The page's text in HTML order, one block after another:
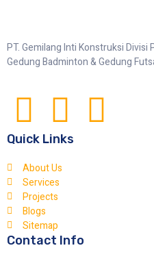
PT. Gemilang Inti Konstruksi
Gedung Badminton & Gedung
Quick Links
About Us
Services
Projects
Blogs
Sitemap
Contact Info